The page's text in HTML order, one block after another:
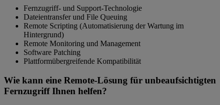
Fernzugriff- und Support-Technologie
Dateientransfer und File Queuing
Remote Scripting (Automatisierung der Wartung im
Hintergrund)
Remote Monitoring und Management
Software Patching
Plattformübergreifende Kompatibilität
Wie kann eine Remote-Lösung für unbeaufsichtigten
Fernzugriff Ihnen helfen?